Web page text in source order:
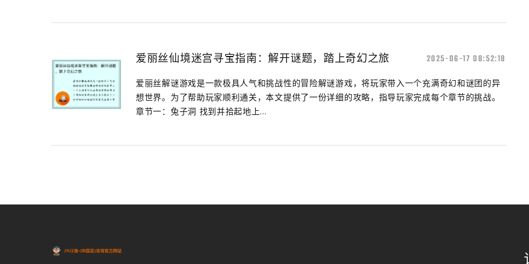
爱丽丝仙境迷宫寻宝指南：解开谜题，踏上奇幻之旅 2025-06-17 08:52:18
爱丽丝解谜游戏是一款极具人气和挑战性的冒险解谜游戏，将玩家带入一个充满奇幻和谜团的异
想世界。为了帮助玩家顺利通关，本文提供了一份详细的攻略，指导玩家完成每个章节的挑战。
章节一：兔子洞 找到并拾起地上...